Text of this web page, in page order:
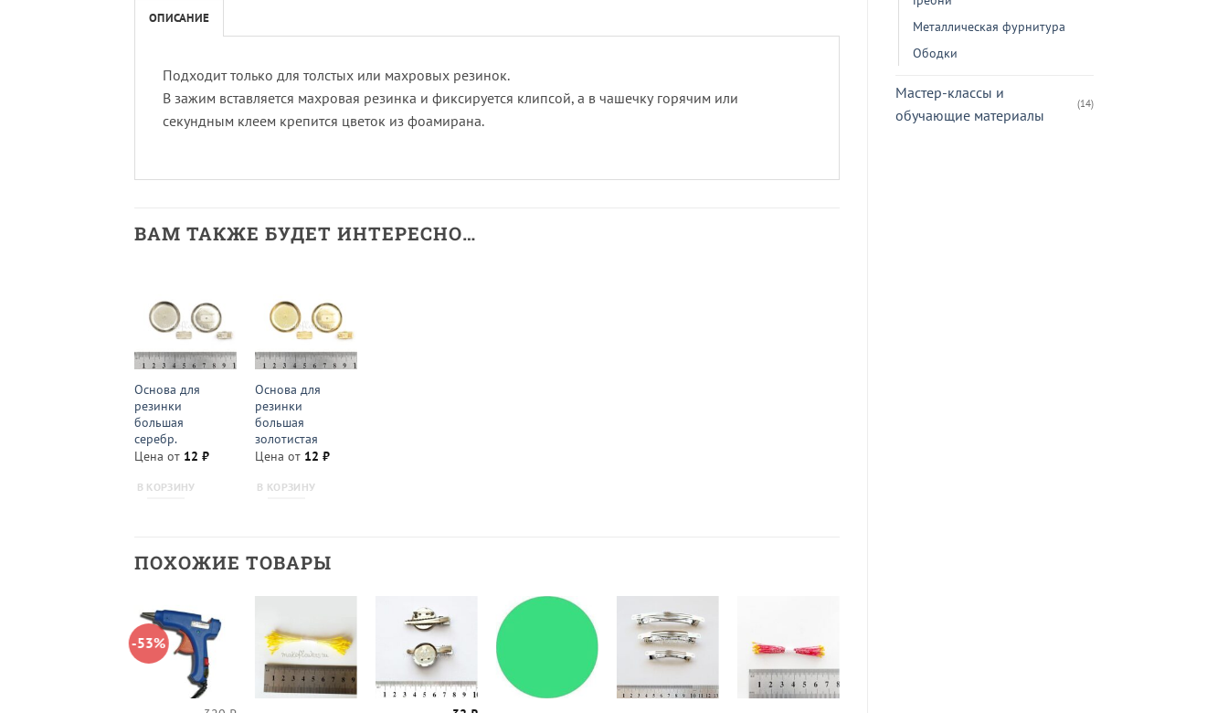
Металлическая фурнитура
Ободки
Мастер-классы и
обучающие материалы
(14)
ОПИСАНИЕ
Подходит только для толстых или махровых резинок.
В зажим вставляется махровая резинка и фиксируется клипсой, а в чашечку горячим или
секундным клеем крепится цветок из фоамирана.
ВАМ ТАКЖЕ БУДЕТ ИНТЕРЕСНО…
Основа для
резинки
большая
серебр.
Цена от 12 ₽
В КОРЗИНУ
Основа для
резинки
большая
золотистая
Цена от 12 ₽
В КОРЗИНУ
ПОХОЖИЕ ТОВАРЫ
-53%